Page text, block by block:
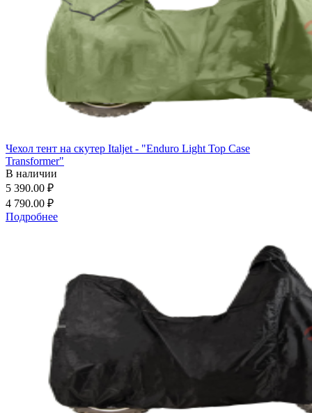
Чехол тент на скутер Italjet - "Enduro Light Top Case
Transformer"
В наличии
5 390.00 ₽
4 790.00 ₽
Подробнее